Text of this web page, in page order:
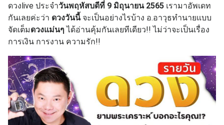
ดวงlive ประจำวันพฤหัสบดีที่ 9 มิถุนายน 2565 เรามาอัพเดท
กันเลยค่ะว่า ดวงวันนี้จะเป็นอย่างไรบ้าง อ.อาวุธทำนายแบบ
จัดเต็มดวงแม่นๆ ได้อ่านคุ้มกันเลยทีเดียว!! ไม่ว่าจะเป็นเรื่อง
การเงิน การงาน ความรัก!!